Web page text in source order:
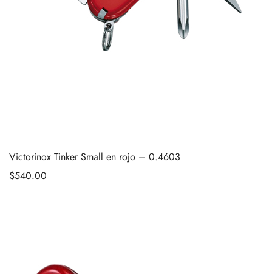
Victorinox Tinker Small en rojo – 0.4603
$540.00